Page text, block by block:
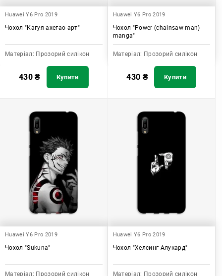
Huawei Y6 Pro 2019
Чохол "Кагуя ахегао арт"
Матеріал: Прозорий силікон
430₴ Купити
Huawei Y6 Pro 2019
Чохол "Power (chainsaw man)
manga"
Матеріал: Прозорий силікон
430 ₴ Купити
Huawei Y6 Pro 2019
Чохол "Sukuna"
Матеріал: Прозорий силікон
Huawei Y6 Pro 2019
Чохол "Хелсинг Алукард"
Матеріал: Прозорий силікон